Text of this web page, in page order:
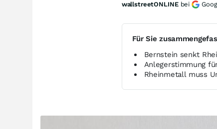
Für Sie
Bernstein senkt
Anlegerstimmung
Rheinmetall muss
wallstreetONLINE bei